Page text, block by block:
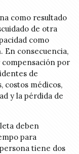
como resultado
de otra
como
En consecuencia,
por
de
costos médicos,
y la pérdida de
deben
para
tiene dos